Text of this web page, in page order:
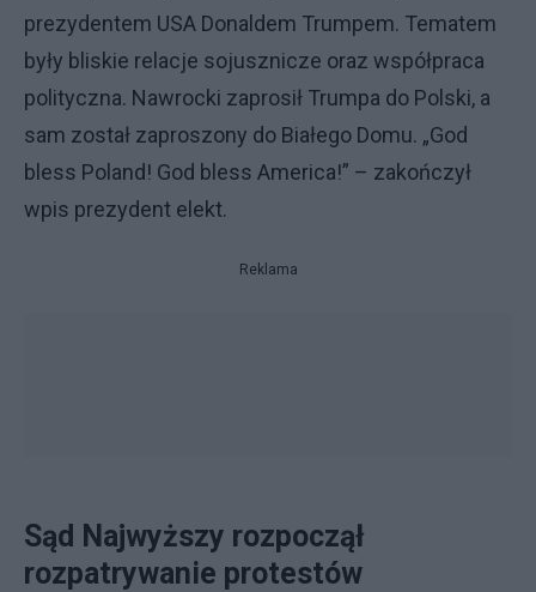
prezydentem USA Donaldem Trumpem. Tematem
były bliskie relacje sojusznicze oraz współpraca
polityczna. Nawrocki zaprosił Trumpa do Polski, a
sam został zaproszony do Białego Domu. „God
bless Poland! God bless America!” – zakończył
wpis prezydent elekt.
Reklama
Sąd Najwyższy rozpoczął
rozpatrywanie protestów